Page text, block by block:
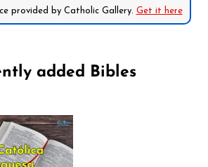
provided by Catholic Gallery. Get it here
added Bibles